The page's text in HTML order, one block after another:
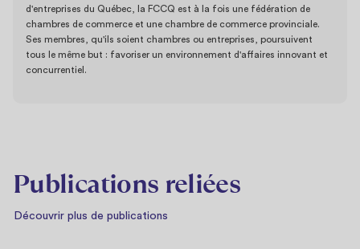
d'entreprises du Québec, la FCCQ est à la fois une fédération de
chambres de commerce et une chambre de commerce provinciale.
Ses membres, qu'ils soient chambres ou entreprises, poursuivent
tous le même but : favoriser un environnement d'affaires innovant et
concurrentiel.
Publications reliées
Découvrir plus de publications